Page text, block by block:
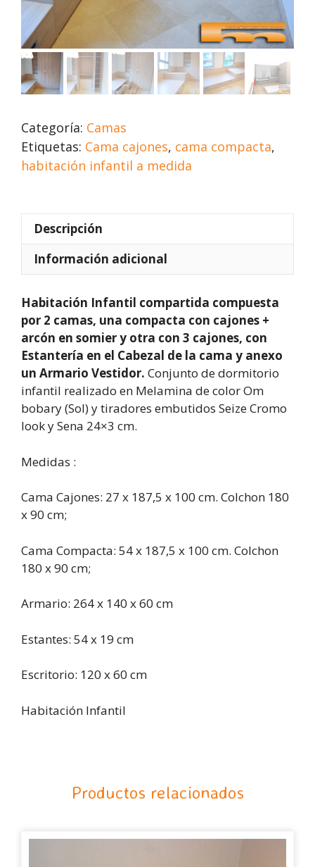
Categoría: Camas
Etiquetas: Cama cajones, cama compacta,
habitación infantil a medida
Descripción
Información adicional
Habitación Infantil compartida compuesta
por 2 camas, una compacta con cajones +
arcón en somier y otra con 3 cajones, con
Estantería en el Cabezal de la cama y anexo
un Armario Vestidor. Conjunto de dormitorio
infantil realizado en Melamina de color Om
bobary (Sol) y tiradores embutidos Seize Cromo
look y Sena 24×3 cm.
Medidas :
Cama Cajones: 27 x 187,5 x 100 cm. Colchon 180
x 90 cm;
Cama Compacta: 54 x 187,5 x 100 cm. Colchon
180 x 90 cm;
Armario: 264 x 140 x 60 cm
Estantes: 54 x 19 cm
Escritorio: 120 x 60 cm
Habitación Infantil
Productos relacionados